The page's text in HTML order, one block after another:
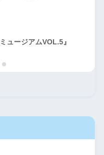
ュージアムVOL.5』